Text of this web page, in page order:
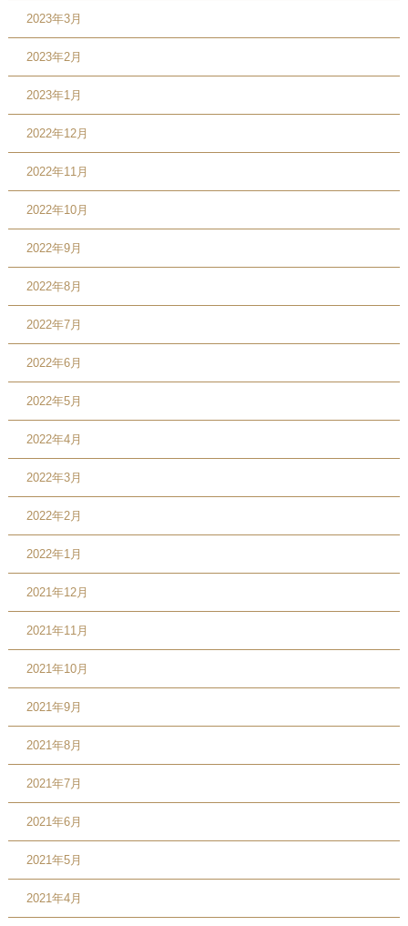
2023年3月
2023年2月
2023年1月
2022年12月
2022年11月
2022年10月
2022年9月
2022年8月
2022年7月
2022年6月
2022年5月
2022年4月
2022年3月
2022年2月
2022年1月
2021年12月
2021年11月
2021年10月
2021年9月
2021年8月
2021年7月
2021年6月
2021年5月
2021年4月